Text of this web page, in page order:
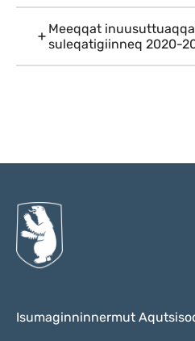
Meeqqat
suleqatigiinneq 2020-
Isumaginninnermut